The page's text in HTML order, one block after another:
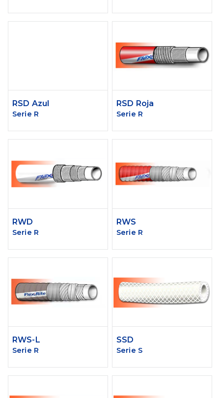
RSD Azul
Serie R
RSD Roja
Serie R
RWD
Serie R
RWS
Serie R
RWS-L
Serie R
SSD
Serie S